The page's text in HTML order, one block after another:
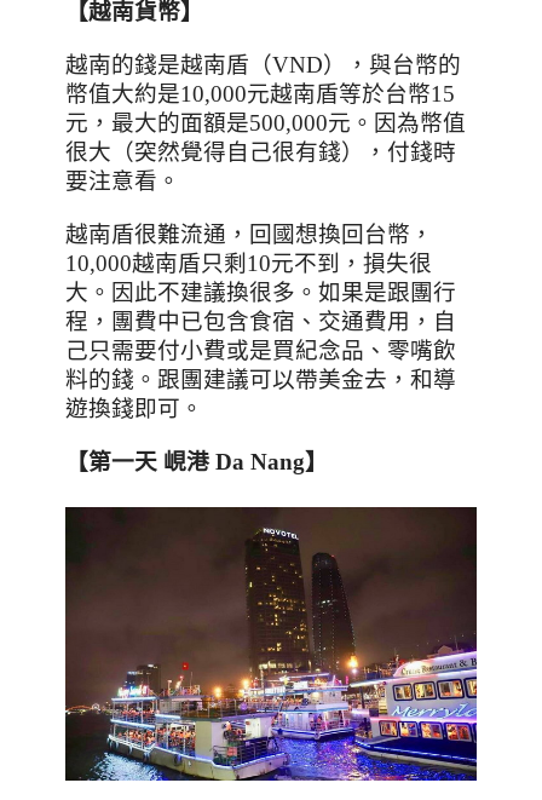
【越南貨幣】
越南的錢是越南盾（VND），與台幣的
幣值大約是10,000元越南盾等於台幣15
元，最大的面額是500,000元。因為幣值
很大（突然覺得自己很有錢），付錢時
要注意看。
越南盾很難流通，回國想換回台幣，
10,000越南盾只剩 10元不到，損失很
大。因此不建議換很多。如果是跟團行
程，團費中已包含食宿、交通費用，自
己只需要付小費或是買紀念品、零嘴飲
料的錢。跟團建議可以帶美金去，和導
遊換錢即可。
【第一天 峴港Da Nang】